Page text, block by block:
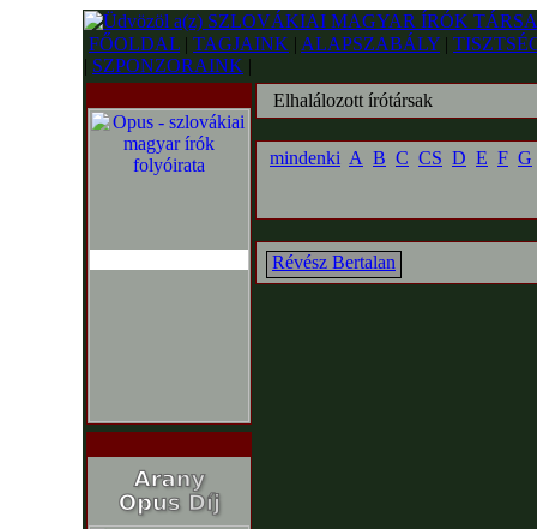
FŐOLDAL | TAGJAINK | ALAPSZABÁLY |
| SZPONZORAINK |
Elhalálozott írótársak
mindenki A B C CS D E F G
Révész Bertalan